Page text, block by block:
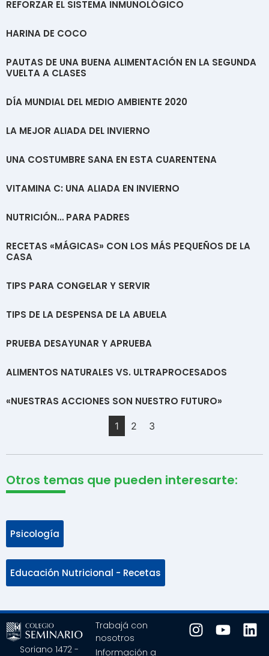
REFORZAR EL SISTEMA INMUNOLÓGICO
HARINA DE COCO
PAUTAS DE UNA BUENA ALIMENTACIÓN EN LA SEGUNDA
VUELTA A CLASES
DÍA MUNDIAL DEL MEDIO AMBIENTE 2020
LA MEJOR ALIADA DEL INVIERNO
UNA COSTUMBRE SANA EN ESTA CUARENTENA
VITAMINA C: UNA ALIADA EN INVIERNO
NUTRICIÓN… PARA PADRES
RECETAS «MÁGICAS» CON LOS MÁS PEQUEÑOS DE LA
CASA
TIPS PARA CONGELAR Y SERVIR
TIPS DE LA DESPENSA DE LA ABUELA
PRUEBA DESAYUNAR Y APRUEBA
ALIMENTOS NATURALES VS. ULTRAPROCESADOS
«NUESTRAS ACCIONES SON NUESTRO FUTURO»
1 2 3
Otros temas que pueden interesarte:
Psicología
Educación Nutricional - Recetas
Soriano 1472 -
Trabajá con
nosotros
Información a